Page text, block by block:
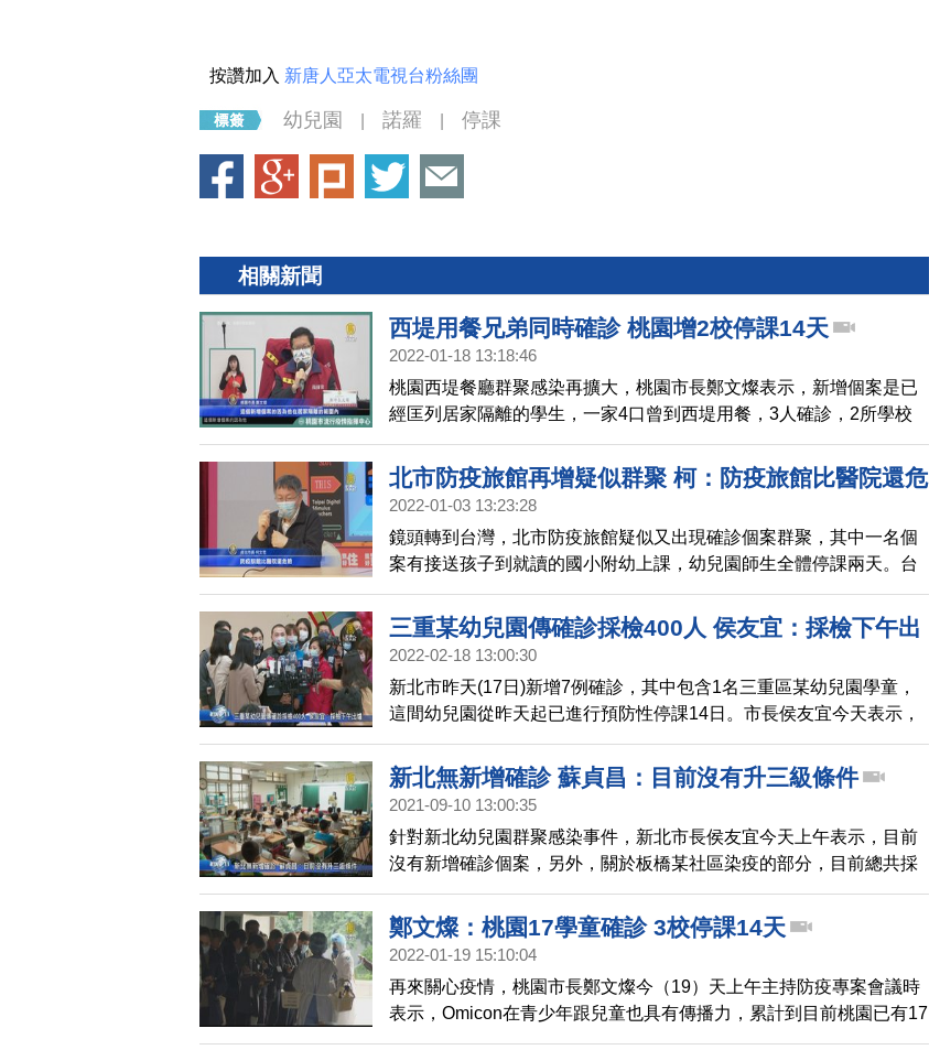
按讚加入 新唐人亞太電視台粉絲團
幼兒園 諾羅 停課
相關新聞
西堤用餐兄弟同時確診 桃園增2校停課14天
2022-01-18 13:18:46
桃園西堤餐廳群聚感染再擴大，桃園市長鄭文燦表示，新增個案是已
經匡列居家隔離的學生，一家4口曾到西堤用餐，3人確診，2所學校
停課14天；而桃園市教育局也公布，國高中期末考後直接放寒假。
北市防疫旅館再增疑似群聚 柯：防疫旅館比醫院還危
險
2022-01-03 13:23:28
鏡頭轉到台灣，北市防疫旅館疑似又出現確診個案群聚，其中一名個
案有接送孩子到就讀的國小附幼上課，幼兒園師生全體停課兩天。台
北市已公布3間防疫旅館疑似群聚案，台北市長柯文哲表示，以目前防
疫戰線來說，防疫旅館比醫院還危險。
三重某幼兒園傳確診採檢400人 侯友宜：採檢下午出
爐
2022-02-18 13:00:30
新北市昨天(17日)新增7例確診，其中包含1名三重區某幼兒園學童，
這間幼兒園從昨天起已進行預防性停課14日。市長侯友宜今天表示，
幼兒園從昨天開始匡列採檢，共要採檢400人，結果預計下午出爐。
新北無新增確診 蘇貞昌：目前沒有升三級條件
2021-09-10 13:00:35
針對新北幼兒園群聚感染事件，新北市長侯友宜今天上午表示，目前
沒有新增確診個案，另外，關於板橋某社區染疫的部分，目前總共採
檢了813人，PCR全屬陰性。對於雙北校園接連傳出疫情，疫情警戒
是否會升為三級，行政院長蘇貞昌上午表示，目前疫情逐漸穩定下
來，沒有升三級的條件。
鄭文燦：桃園17學童確診 3校停課14天
2022-01-19 15:10:04
再來關心疫情，桃園市長鄭文燦今（19）天上午主持防疫專案會議時
表示，Omicon在青少年跟兒童也具有傳播力，累計到目前桃園已有17
位學童確診。昨晚桃園市教育局也緊急發出公告，新街國小及其附